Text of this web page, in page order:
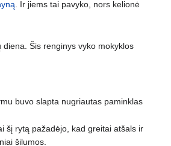
. Ir jiems tai pavyko, nors kelionė
Šis renginys vyko mokyklos
buvo slapta nugriautas paminklas
šį rytą pažadėjo, kad greitai atšals ir
šilumos.